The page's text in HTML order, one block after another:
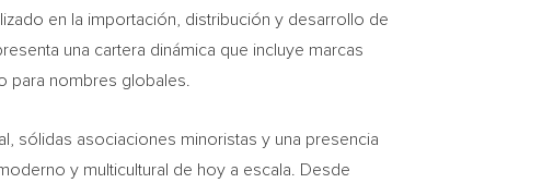
en la importación, distribución y desarrollo de
una cartera dinámica que incluye marcas
para nombres globales.
sólidas asociaciones minoristas y una presencia
y multicultural de hoy a escala. Desde